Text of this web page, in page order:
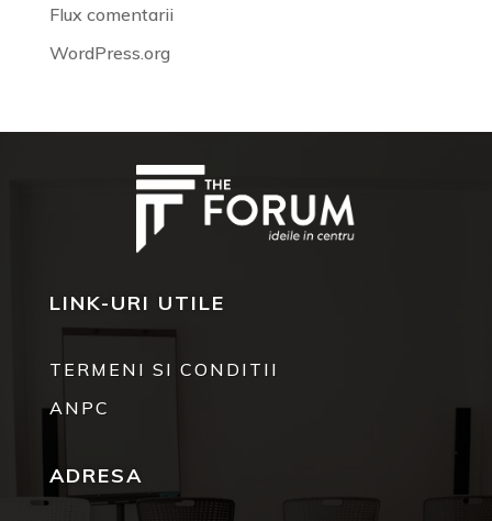
Flux comentarii
WordPress.org
LINK-URI UTILE
TERMENI SI CONDITII
ANPC
ADRESA